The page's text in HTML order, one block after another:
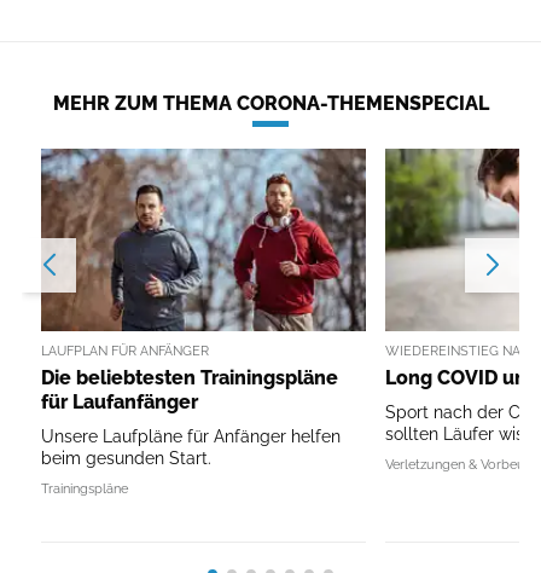
MEHR ZUM THEMA CORONA-THEMENSPECIAL
LAUFPLAN FÜR ANFÄNGER
Die beliebtesten Trainingspläne
für Laufanfänger
Unsere Laufpläne für Anfänger helfen
beim gesunden Start.
Trainingspläne
WIEDEREINSTIEG
Long COVID
Sport nach der
sollten Läufer
Verletzungen &